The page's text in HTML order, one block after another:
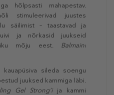
hõlpsasti mahapestav.
stimuleerivad juustes
säilimist – taastavad ja
ja nõrkasid juukseid
mõju eest. Balmaini
sileda soengu
juuksed kammiga läbi.
Gel Strong’ija kammi